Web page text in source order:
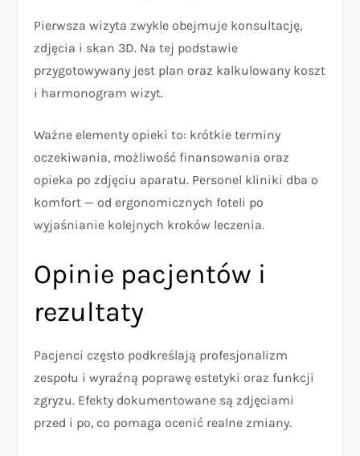
Pierwsza wizyta zwykle obejmuje konsultację,
zdjęcia i skan 3D. Na tej podstawie
przygotowywany jest plan oraz kalkulowany koszt
i harmonogram wizyt.
Ważne elementy opieki to: krótkie terminy
oczekiwania, możliwość finansowania oraz
opieka po zdjęciu aparatu. Personel kliniki dba o
komfort — od ergonomicznych foteli po
wyjaśnianie kolejnych kroków leczenia.
Opinie pacjentów i
rezultaty
Pacjenci często podkreślają profesjonalizm
zespołu i wyraźną poprawę estetyki oraz funkcji
zgryzu. Efekty dokumentowane są zdjęciami
przed i po, co pomaga ocenić realne zmiany.